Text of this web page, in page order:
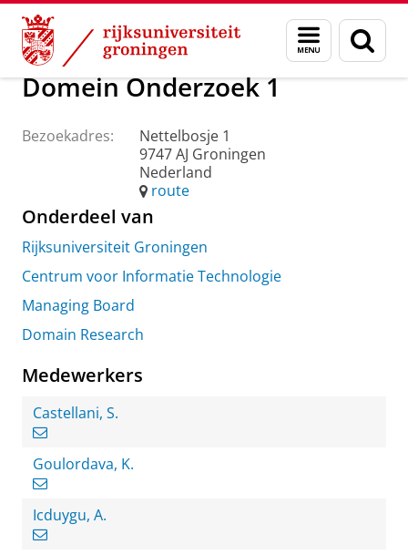
Skip
Content
Skip
Navigation
Menu
en
zoeken
Over ons Praktische zaken Waar vindt u ons
Domein Onderzoek 1
Bezoekadres:
Nettelbosje 1
9747 AJ Groningen
Nederland
route
Onderdeel van
Rijksuniversiteit Groningen
Centrum voor Informatie Technologie
Managing Board
Domain Research
Medewerkers
Castellani, S.
Goulordava, K.
Icduygu, A.